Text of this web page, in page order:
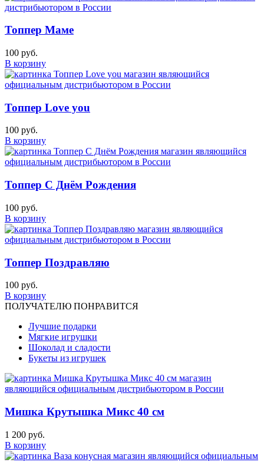
Топпер Маме
100 руб.
В корзину
Топпер Love you
100 руб.
В корзину
Топпер С Днём Рождения
100 руб.
В корзину
Топпер Поздравляю
100 руб.
В корзину
ПОЛУЧАТЕЛЮ ПОНРАВИТСЯ
Лучшие подарки
Мягкие игрушки
Шоколад и сладости
Букеты из игрушек
Мишка Крутышка Микс 40 см
1 200 руб.
В корзину